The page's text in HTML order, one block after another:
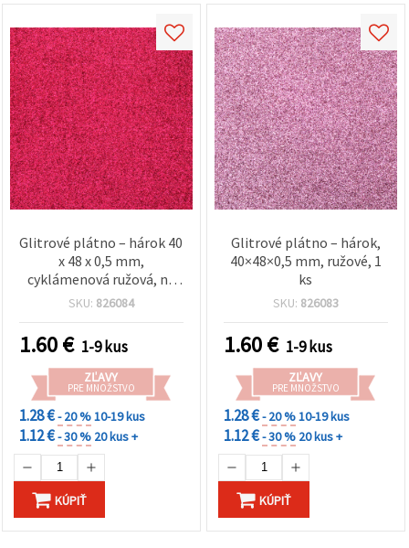
Glitrové plátno – hárok 40
x 48 x 0,5 mm,
cyklámenová ružová, na
tvorenie – 1 ks
SKU: 826084
1.60€ 1-9 kus
ZĽAVY
PRE MNOŽSTVO
1.28 €- 20 %10-19 kus
1.12 €- 30 % 20 kus +
KÚPIŤ
Glitrové plátno – hárok,
40×48×0,5 mm, ružové, 1
ks
SKU: 826083
1.60€ 1-9 kus
ZĽAVY
PRE MNOŽSTVO
1.28 €- 20 %10-19 kus
1.12 €- 30 % 20 kus +
KÚPIŤ